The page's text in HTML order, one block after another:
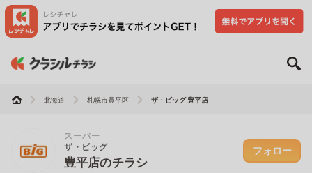
北海道 札幌市豊平区 ザ・ビッグ 豊平店
スーパー
ザ・ビッグ
豊平店のチラシ
フォロー